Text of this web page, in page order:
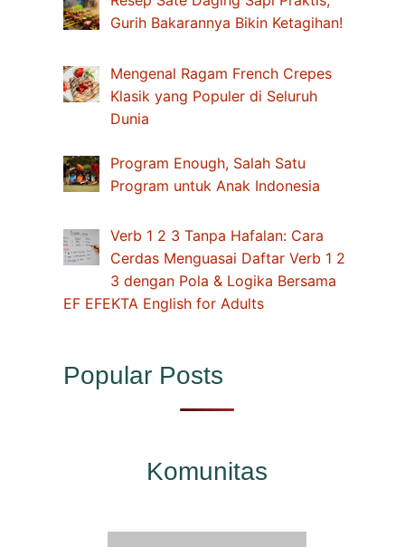
Gurih Bakarannya Bikin Ketagihan!
Mengenal Ragam French Crepes
Klasik yang Populer di Seluruh
Dunia
Program Enough, Salah Satu
Program untuk Anak Indonesia
Verb 1 2 3 Tanpa Hafalan: Cara
Cerdas Menguasai Daftar Verb 1 2
3 dengan Pola & Logika Bersama
EF EFEKTA English for Adults
Popular Posts
Komunitas